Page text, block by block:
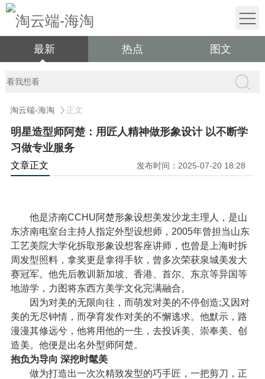
最新 热点 图文
淘云端-海淘 正文
明星造型师阿楚：用匠人精神做形象设计 以不断学
习做专业服务
文章正文 发布时间：2025-07-20 18:28
他是济南CCHU阿楚形象设想美发沙龙主理人，是山
东济南电室台主持人指定外型设想师，2005年曾担当山东
工艺美院大学化拆取形象设想客座讲师，也曾是上海时拆
周发型照料，拿奖更是拿得手软，曾多次荣获泉城美发大
赛冠军。他先后教训新加坡、香港、首尔、东京等异国等
地游学，力图将东西方美学文化完满融合。
因为对美的无限向往，而萌发对美的不停创造;又因对
美的无尽钟情，而孕育发作对美的不懈逃求。他默示，路
漫漫其修远兮，他将用他的一生，去投诉美、崇奉美、创
造美。他便是出名外型师阿楚。
抱负为导向 深挖时髦美
做为打造出一次次精致发型的巧手匠，一把剪刀，正